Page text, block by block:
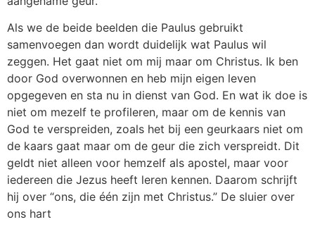
Als we de beide beelden die Paulus gebruikt
samenvoegen dan wordt duidelijk wat Paulus wil
zeggen. Het gaat niet om mij maar om Christus. Ik ben
door God overwonnen en heb mijn eigen leven
opgegeven en sta nu in dienst van God. En wat ik doe is
niet om mezelf te profileren, maar om de kennis van
God te verspreiden, zoals het bij een geurkaars niet om
de kaars gaat maar om de geur die zich verspreidt. Dit
geldt niet alleen voor hemzelf als apostel, maar voor
iedereen die Jezus heeft leren kennen. Daarom schrijft
hij over “ons, die één zijn met Christus.” De sluier over
ons hart